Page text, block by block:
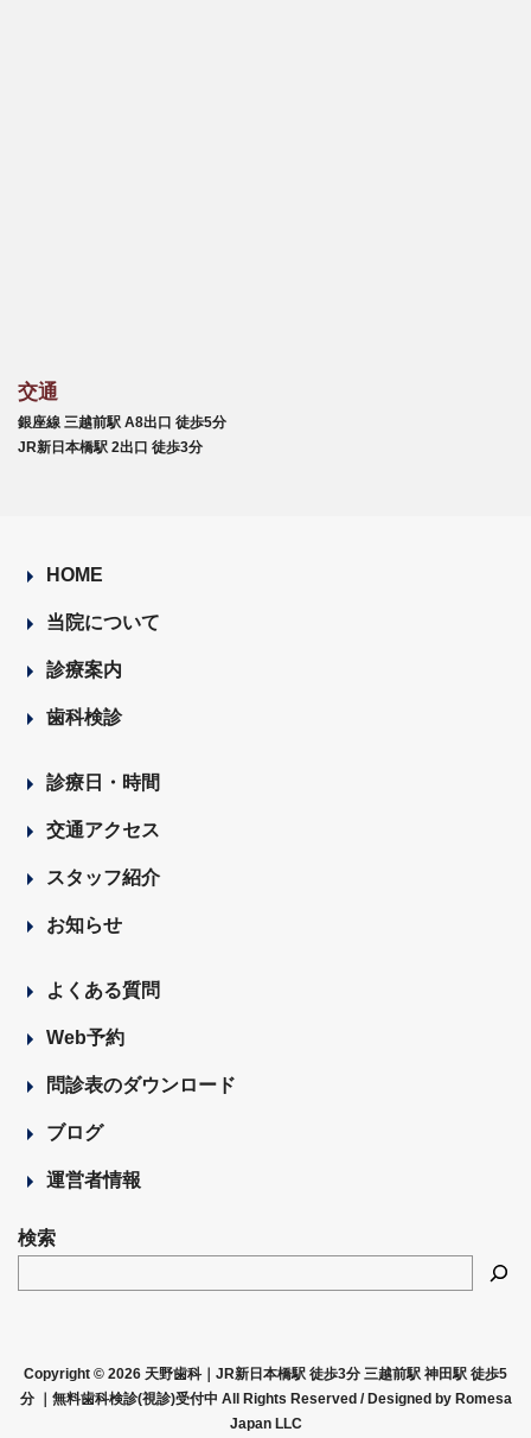
交通
銀座線 三越前駅 A8出口 徒歩5分
JR新日本橋駅 2出口 徒歩3分
HOME
当院について
診療案内
歯科検診
診療日・時間
交通アクセス
スタッフ紹介
お知らせ
よくある質問
Web予約
問診表のダウンロード
ブログ
運営者情報
検索
Copyright © 2026 天野歯科｜JR新日本橋駅 徒歩3分 三越前駅 神田駅 徒歩5
分 ｜無料歯科検診(視診)受付中 All Rights Reserved /Designed by Romesa
Japan LLC